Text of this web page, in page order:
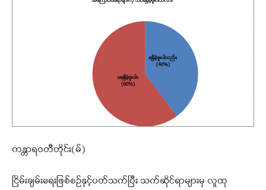
ကန္တာရဝတီတိုင်း(မ်)
ငြိမ်းချမ်းရေးဖြစ်စဉ်နှင့်ပတ်သက်ပြီး သက်ဆိုင်ရာများမှ လူထု